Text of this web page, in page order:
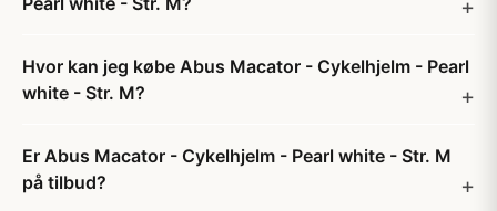
Hvor kan jeg købe Abus Macator - Cykelhjelm - Pearl
white - Str. M?
Er Abus Macator - Cykelhjelm - Pearl white - Str. M
på tilbud?